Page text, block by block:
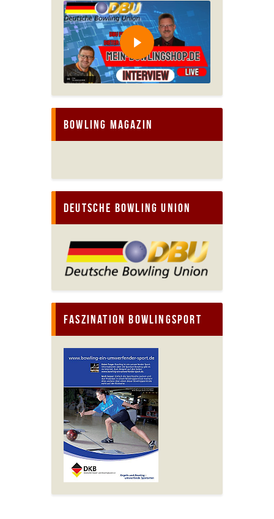
Bowling Magazin
Deutsche Bowling Union
Faszination Bowlingsport